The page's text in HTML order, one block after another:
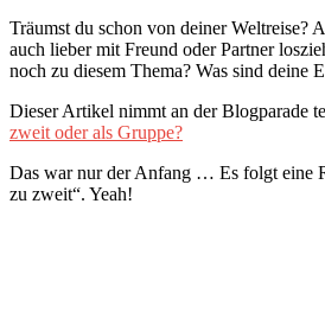
Träumst du schon von deiner Weltreise?
auch lieber mit Freund oder Partner
noch zu diesem Thema? Was sind deine
Dieser Artikel nimmt an der Blogparade
zweit oder als Gruppe?
Das war nur der Anfang … Es folgt eine
zu zweit“. Yeah!